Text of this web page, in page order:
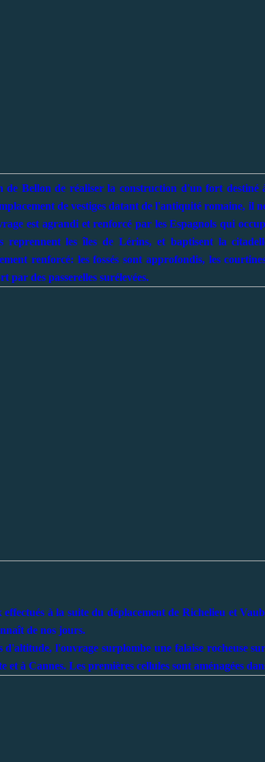
de Bellon de réaliser la construction d'un fort destiné
de vestiges datant de l'antiquité romaine, il
est agrandi et renforcé par les Espagnols qui
reprennent les îles de Lérins, et baptisent la
renforcé: les fossés sont approfondis, les
par des passerelles surélevées.
à la suite du déplacement de Richelieu et
de nos jours.
d'altitude, l'ouvrage surplombe une falaise rocheuse
et à Cannes. Les premières cellules sont aménagées